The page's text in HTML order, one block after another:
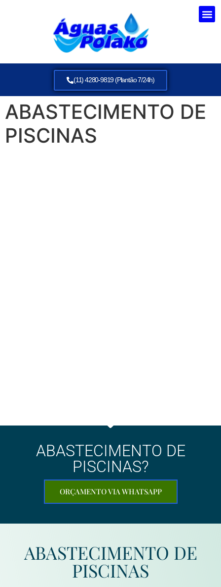
(11) 4280-9819 (Plantão 7/24h)
ABASTECIMENTO DE
PISCINAS
ABASTECIMENTO DE
PISCINAS?
ORÇAMENTO VIA WHATSAPP
ABASTECIMENTO DE
PISCINAS